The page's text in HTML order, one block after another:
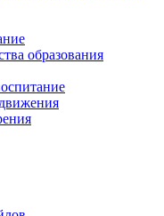
образования